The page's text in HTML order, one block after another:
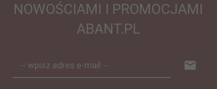
NOWOŚCIAMI I PROMOCJAMI
ABANT.PL
-- wpisz adres e-mail --